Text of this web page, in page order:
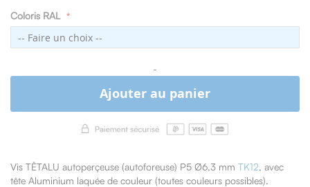
Coloris RAL
-
Ajouter au panier
Vis TÊTALU autoperçeuse (autoforeuse) P5 Ø6,3 mm TK12, avec
tête Aluminium laquée de couleur (toutes couleurs possibles).